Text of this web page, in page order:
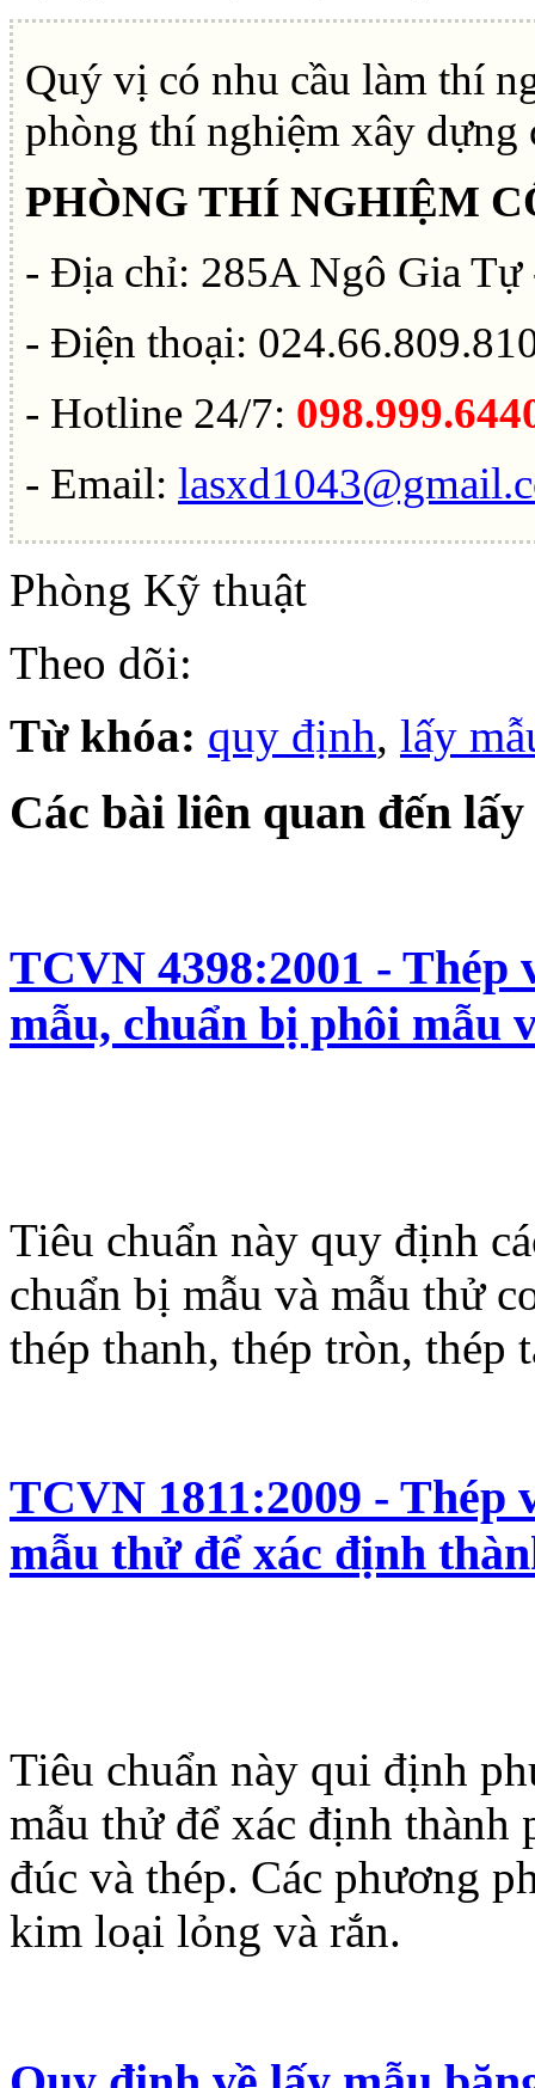
Quý vị có nhu cầu làm thí
phòng thí nghiệm xây
PHÒNG THÍ NGHIỆM
- Địa chỉ: 285A Ngô Gia
- Điện thoại:
- Hotline 24/7:
- Email:
Phòng Kỹ thuật
Theo dõi:
Từ khóa: quy định, lấy
Các bài liên quan đến
TCVN 4398:2001 -
mẫu, chuẩn bị phôi mẫu
Tiêu chuẩn này quy định
chuẩn bị mẫu và mẫu thử
thép thanh, thép tròn, thép
TCVN 1811:2009 - Thép
mẫu thử để xác định
Tiêu chuẩn này qui định
mẫu thử để xác định thành
đúc và thép. Các phương
kim loại lỏng và rắn.